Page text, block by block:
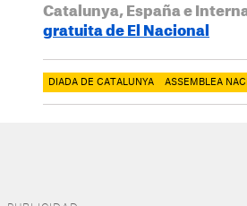
Catalunya, España e
gratuita de El Nacional
DIADA DE CATALUNYA ASSEMBLEA